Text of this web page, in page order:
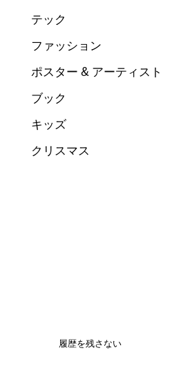
テック
ファッション
ポスター & アーティスト
ブック
キッズ
クリスマス
履歴を残さない